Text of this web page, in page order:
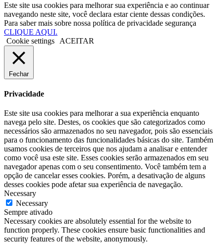
Este site usa cookies para melhorar sua experiência e ao continuar
navegando neste site, você declara estar ciente dessas condições.
Para saber mais sobre nossa política de privacidade segurança
CLIQUE AQUI.
Cookie settings
ACEITAR
Fechar
Privacidade
Este site usa cookies para melhorar a sua experiência enquanto
navega pelo site. Destes, os cookies que são categorizados como
necessários são armazenados no seu navegador, pois são essenciais
para o funcionamento das funcionalidades básicas do site. Também
usamos cookies de terceiros que nos ajudam a analisar e entender
como você usa este site. Esses cookies serão armazenados em seu
navegador apenas com o seu consentimento. Você também tem a
opção de cancelar esses cookies. Porém, a desativação de alguns
desses cookies pode afetar sua experiência de navegação.
Necessary
Necessary
Sempre ativado
Necessary cookies are absolutely essential for the website to
function properly. These cookies ensure basic functionalities and
security features of the website, anonymously.